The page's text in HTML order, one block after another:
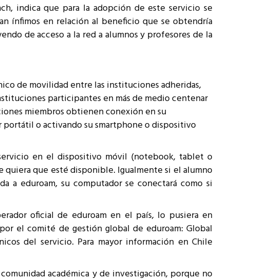
indica que para la adopción de este servicio se
ínfimos en relación al beneficio que se obtendría
de acceso a la red a alumnos y profesores de la
de movilidad entre las instituciones adheridas,
participantes en más de medio centenar
miembros obtienen conexión en su
o activando su smartphone o dispositivo
en el dispositivo móvil (notebook, tablet o
quiera que esté disponible. Igualmente si el alumno
a eduroam, su computador se conectará como si
oficial de eduroam en el país, lo pusiera en
el comité de gestión global de eduroam: Global
del servicio. Para mayor información en Chile
académica y de investigación, porque no